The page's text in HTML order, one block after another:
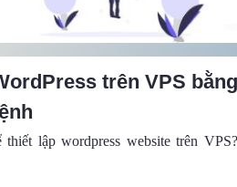
trên VPS
thiết lập wordpress website trên